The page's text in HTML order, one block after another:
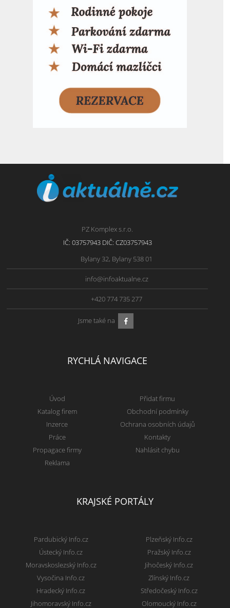
PZ Komplex s.r.o.
IČ: 03757943 DIČ: CZ03757943
Bylany 32, Bylany 538 01
info@infoaktualne.cz
+420 774 735 277
Jsme také na
RYCHLÁ NAVIGACE
Úvod
Katalog firem
Inzerce
Práce
Propagace firmy
Reklama
Přidat firmu
Obchodní podmínky
Ochrana osobních údajů
Kontakty
Nahlásit chybu
KRAJSKÉ PORTÁLY
Pardubický Info.cz
Ústecký Info.cz
Moravskoslezský Info.cz
Vysočina Info.cz
Hradecký Info.cz
Jihomoravský Info.cz
Plzeňský Info.cz
Pražský Info.cz
Jihočeský Info.cz
Zlínský Info.cz
Středočeský Info.cz
Olomoucký Info.cz